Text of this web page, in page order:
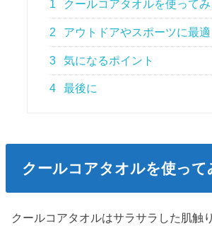
1 クールコアタオルを使ってみ
2 アウトドアやスポーツに最適
3 気になるポイント
4 最後に
クールコアタオルを使って
クールコアタオルはサラサラした肌触